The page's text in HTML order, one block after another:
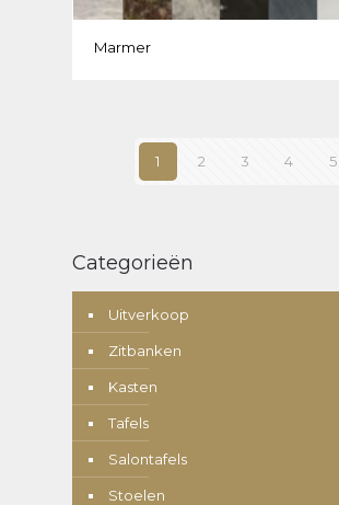
Marmer
1 2 3 4 5
Categorieën
Uitverkoop
Zitbanken
Kasten
Tafels
Salontafels
Stoelen